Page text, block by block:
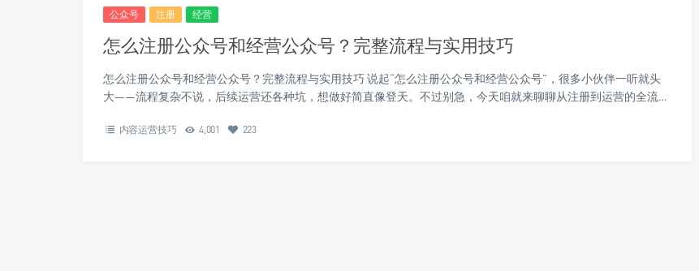
公众号 注册 经营
怎么注册公众号和经营公众号？完整流程与实用技巧
怎么注册公众号和经营公众号？完整流程与实用技巧 说起“怎么注册公众号和经营公众号”，很多小伙伴一听就头
大——流程复杂不说，后续运营还各种坑，想做好简直像登天。不过别急，今天咱就来聊聊从注册到运营的全流…
内容运营技巧 4,001 223